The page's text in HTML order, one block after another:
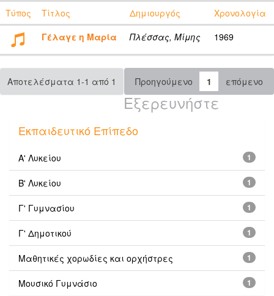
Τύπος Τίτλος Δημιουργός
Χρονολογία
Γέλαγε η Μαρία
Πλέσσας, Μίμης 1969
Αποτελέσματα 1-1 από 1 Προηγούμενο 1 επόμενο
Εξερευνήστε
Εκπαιδευτικό Επίπεδο
1
Α' Λυκείου
1
Β' Λυκείου
1
Γ' Γυμνασίου
1
Γ' Δημοτικού
1
Μαθητικές χορωδίες και ορχήστρες
1
Μουσικό Γυμνάσιο